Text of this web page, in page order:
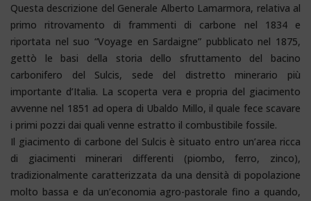
Questa descrizione del Generale Alberto Lamarmora, relativa al
primo ritrovamento di frammenti di carbone nel 1834 e
riportata nel suo “Voyage en Sardaigne” pubblicato nel 1875,
gettò le basi della storia dello sfruttamento del bacino
carbonifero del Sulcis, sede del distretto minerario più
importante d’Italia. La scoperta vera e propria del giacimento
avvenne nel 1851 ad opera di Ubaldo Millo, il quale fece scavare
i primi pozzi dai quali venne estratto il combustibile fossile.
Il giacimento di carbone del Sulcis è situato entro un’area ricca
di giacimenti minerari differenti (piombo, ferro, zinco),
tradizionalmente caratterizzata da una densità di popolazione
molto bassa e da un’economia agro-pastorale fino a quando,